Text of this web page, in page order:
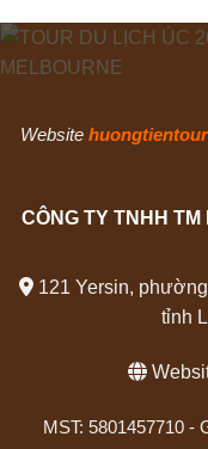
Website
CÔNG TY TNHH
121 Yersin,
tỉnh
MST: 5801457710 -